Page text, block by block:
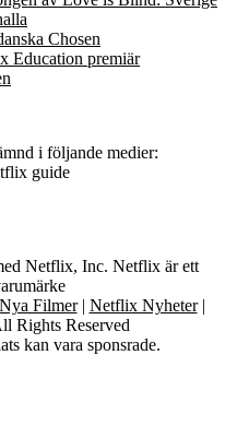
Chosen
Education premiär
i följande medier:
Netflix, Inc. Netflix är ett
Nya Filmer| Netflix Nyheter|
Rights Reserved
kan vara sponsrade.